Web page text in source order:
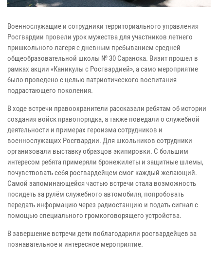
Военнослужащие и сотрудники территориального управления
Росгвардии провели урок мужества для участников летнего
пришкольного лагеря с дневным пребыванием средней
общеобразовательной школы № 30 Саранска. Визит прошел в
рамках акции «Каникулы с Росгвардией», а само мероприятие
было проведено с целью патриотического воспитания
подрастающего поколения.
В ходе встречи правоохранители рассказали ребятам об истории
создания войск правопорядка, а также поведали о служебной
деятельности и примерах героизма сотрудников и
военнослужащих Росгвардии. Для школьников сотрудники
организовали выставку образцов экипировки. С большим
интересом ребята примеряли бронежилеты и защитные шлемы,
почувствовать себя росгвардейцем смог каждый желающий.
Самой запоминающейся частью встречи стала возможность
посидеть за рулём служебного автомобиля, попробовать
передать информацию через радиостанцию и подать сигнал с
помощью специального громкоговорящего устройства.
В завершение встречи дети поблагодарили росгвардейцев за
познавательное и интересное мероприятие.